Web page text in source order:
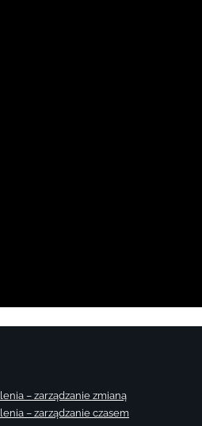
– zarządzanie zmianą
– zarządzanie czasem